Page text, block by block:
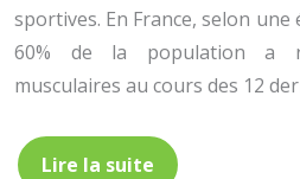
sportives. En France, selon une
60% de la population a
musculaires au cours des 12
Lire la suite